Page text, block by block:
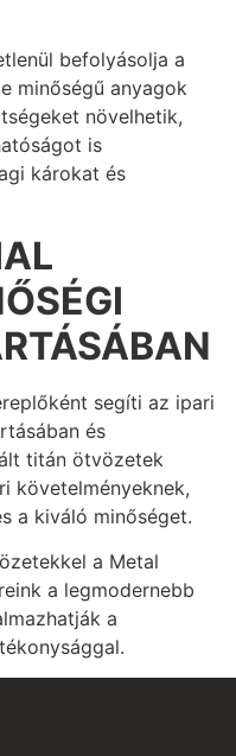
befolyásolja a
minőségű anyagok
növelhetik,
is
károkat és
segíti az ipari
és
titán ötvözetek
követelményeknek,
a kiváló minőséget.
a Metal
a legmodernebb
a